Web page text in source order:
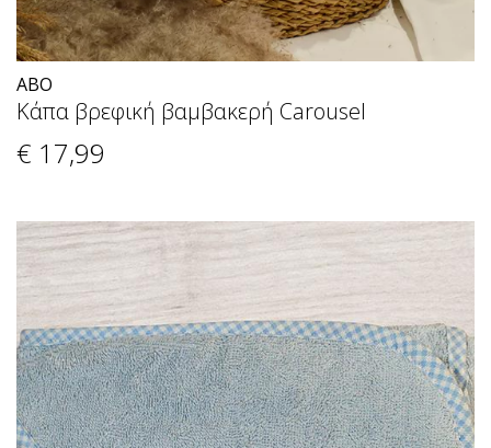
ABO
Κάπα βρεφική βαμβακερή Carousel
€ 17,99